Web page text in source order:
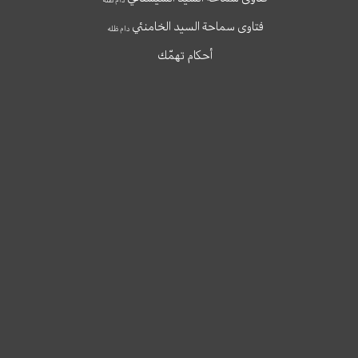
فتاوى سماحة السيد الخامنئيدام ظله
أحكام تهمّك